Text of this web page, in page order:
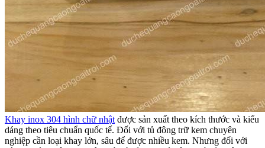
Khay inox 304 hình chữ nhật được sản xuất theo kích thước và kiểu
dáng theo tiêu chuẩn quốc tế. Đối với tủ đông trữ kem chuyên
nghiệp cần loại khay lớn, sâu để được nhiều kem. Nhưng đối với